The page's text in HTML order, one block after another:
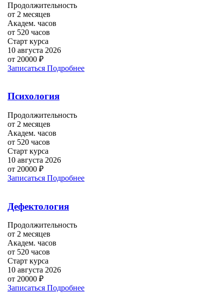
Продолжительность
от 2 месяцев
Академ. часов
от 520 часов
Старт курса
10 августа 2026
от 20000 ₽
Записаться Подробнее
Психология
Продолжительность
от 2 месяцев
Академ. часов
от 520 часов
Старт курса
10 августа 2026
от 20000 ₽
Записаться Подробнее
Дефектология
Продолжительность
от 2 месяцев
Академ. часов
от 520 часов
Старт курса
10 августа 2026
от 20000 ₽
Записаться Подробнее